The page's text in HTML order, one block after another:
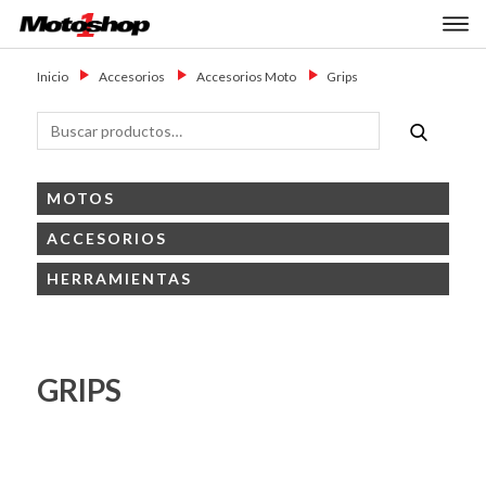
Motoshop
Ezeiza
Primary Menu
Inicio→ Accesorios → Accesorios Moto→ Grips
GRIPS
Buscar
por:
Buscar
MOTOS
ACCESORIOS
HERRAMIENTAS